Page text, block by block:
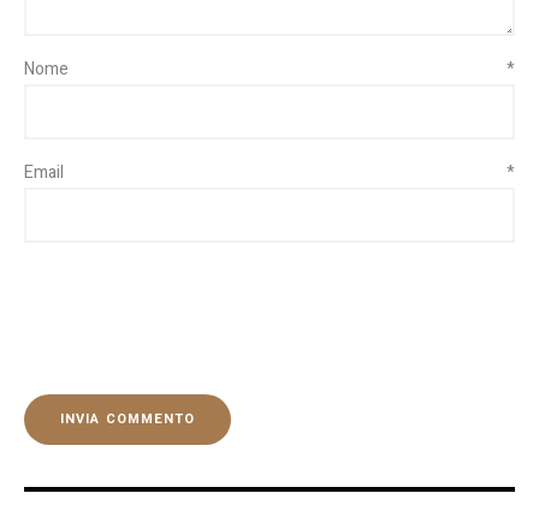
Nome *
Email *